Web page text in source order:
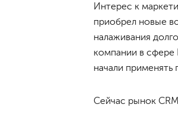
Интерес к
приобрел новые
налаживания
компании в сфере
начали
Сейчас рынок